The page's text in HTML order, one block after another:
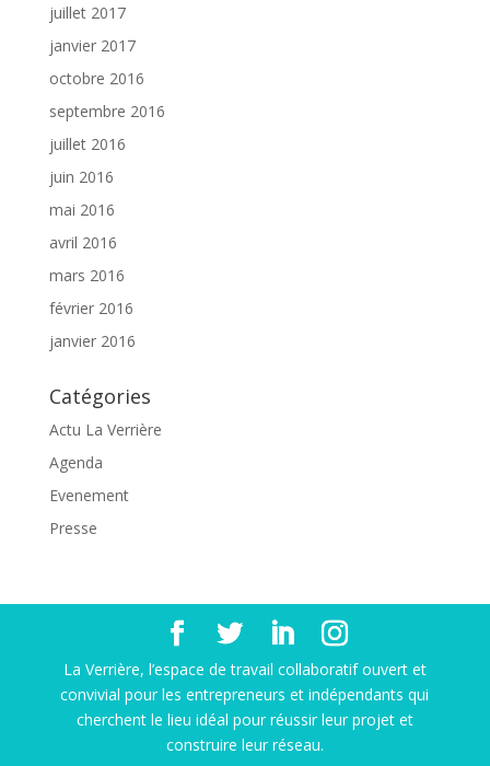
juillet 2017
janvier 2017
octobre 2016
septembre 2016
juillet 2016
juin 2016
mai 2016
avril 2016
mars 2016
février 2016
janvier 2016
Catégories
Actu La Verrière
Agenda
Evenement
Presse
La Verrière, l’espace de travail collaboratif ouvert et
convivial pour les entrepreneurs et indépendants qui
cherchent le lieu idéal pour réussir leur projet et
construire leur réseau.